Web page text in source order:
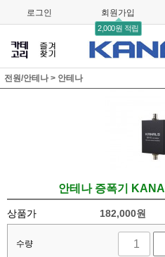
로그인 회원가입
2,000원 적립
전원/안테나> 안테나
안테나 증폭기
상품가 182,000원
수량